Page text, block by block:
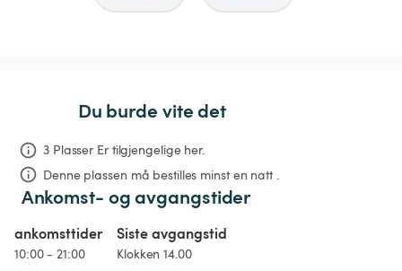
Du burde vite det
3 Plasser Er tilgjengelige her.
Denne plassen må bestilles minst en natt .
Ankomst- og avgangstider
ankomsttider
10:00 - 21:00
Siste avgangstid
Klokken 14.00